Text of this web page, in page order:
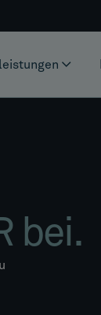
bei.